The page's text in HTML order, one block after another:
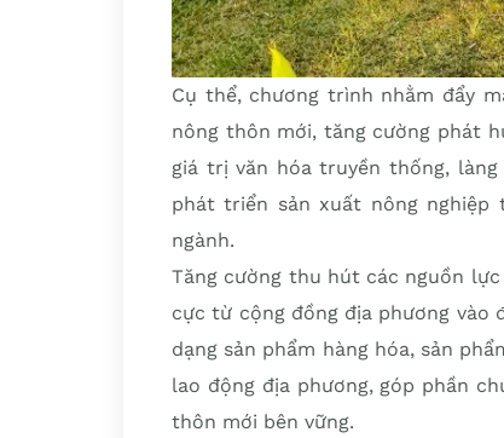
Cụ thể, chương trình nhằm đẩy
nông thôn mới, tăng cường phát
giá trị văn hóa truyền thống,
phát triển sản xuất nông
ngành.
Tăng cường thu hút các nguồn
cực từ cộng đồng địa phương
dạng sản phẩm hàng hóa, sản
lao động địa phương, góp phần
thôn mới bên vững.